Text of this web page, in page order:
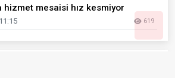
hizmet mesaisi hız kesmiyor
619